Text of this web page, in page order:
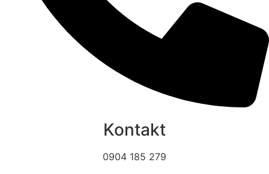
Kontakt
0904 185 279